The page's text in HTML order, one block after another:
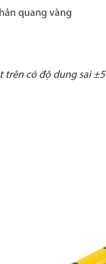
quang vàng
trên có độ dung sai